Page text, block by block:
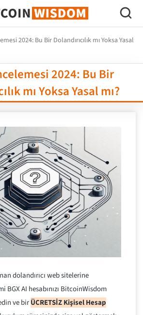
Bitcoin Bilgeliği
2024: Bu Bir Dolandırıcılık mı Yoksa Yasal
2024: Bu Bir
mı Yoksa Yasal mı?
dolandırıcı web sitelerine
BGX AI hesabınızı BitcoinWisdom
ve birÜCRETSİZ Kişisel Hesap